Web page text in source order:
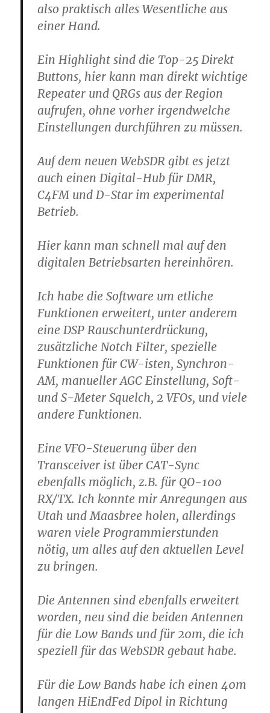
also praktisch alles Wesentliche aus
einer Hand.
Ein Highlight sind die Top-25 Direkt
Buttons, hier kann man direkt wichtige
Repeater und QRGs aus der Region
aufrufen, ohne vorher irgendwelche
Einstellungen durchführen zu müssen.
Auf dem neuen WebSDR gibt es jetzt
auch einen Digital-Hub für DMR,
C4FM und D-Star im experimental
Betrieb.
Hier kann man schnell mal auf den
digitalen Betriebsarten hereinhören.
Ich habe die Software um etliche
Funktionen erweitert, unter anderem
eine DSP Rauschunterdrückung,
zusätzliche Notch Filter, spezielle
Funktionen für CW-isten, Synchron-
AM, manueller AGC Einstellung, Soft-
und S-Meter Squelch, 2 VFOs, und viele
andere Funktionen.
Eine VFO-Steuerung über den
Transceiver ist über CAT-Sync
ebenfalls möglich, z.B. für QO-100
RX/TX. Ich konnte mir Anregungen aus
Utah und Maasbree holen, allerdings
waren viele Programmierstunden
nötig, um alles auf den aktuellen Level
zu bringen.
Die Antennen sind ebenfalls erweitert
worden, neu sind die beiden Antennen
für die Low Bands und für 20m, die ich
speziell für das WebSDR gebaut habe.
Für die Low Bands habe ich einen 40m
langen HiEndFed Dipol in Richtung